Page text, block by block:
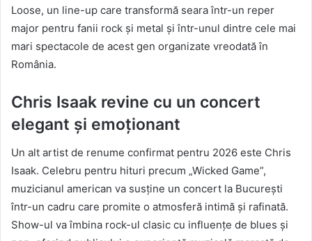
Loose, un line-up care transformă seara într-un reper
major pentru fanii rock și metal și într-unul dintre cele mai
mari spectacole de acest gen organizate vreodată în
România.
Chris Isaak revine cu un concert
elegant și emoționant
Un alt artist de renume confirmat pentru 2026 este Chris
Isaak. Celebru pentru hituri precum „Wicked Game”,
muzicianul american va susține un concert la București
într-un cadru care promite o atmosferă intimă și rafinată.
Show-ul va îmbina rock-ul clasic cu influențe de blues și